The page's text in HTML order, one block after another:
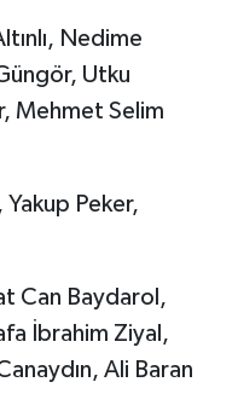
Nedime
Utku
Mehmet Selim
Yakup Peker,
Can Baydarol,
İbrahim Ziyal,
Ali Baran